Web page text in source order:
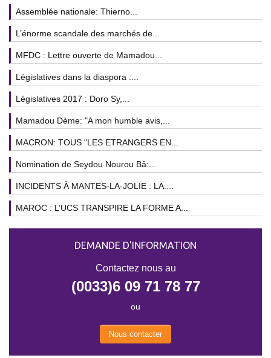
Assemblée nationale: Thierno...
L’énorme scandale des marchés de...
MFDC : Lettre ouverte de Mamadou...
Législatives dans la diaspora :...
Législatives 2017 : Doro Sy,...
Mamadou Dème: "A mon humble avis,...
MACRON: TOUS "LES ETRANGERS EN...
Nomination de Seydou Nourou Bâ:...
INCIDENTS À MANTES-LA-JOLIE : LA....
MAROC : L’UCS TRANSPIRE LA FORME A...
DEMANDE D'INFORMATION
Contactez nous au
(0033)6 09 71 78 77
ou
Nous contacter